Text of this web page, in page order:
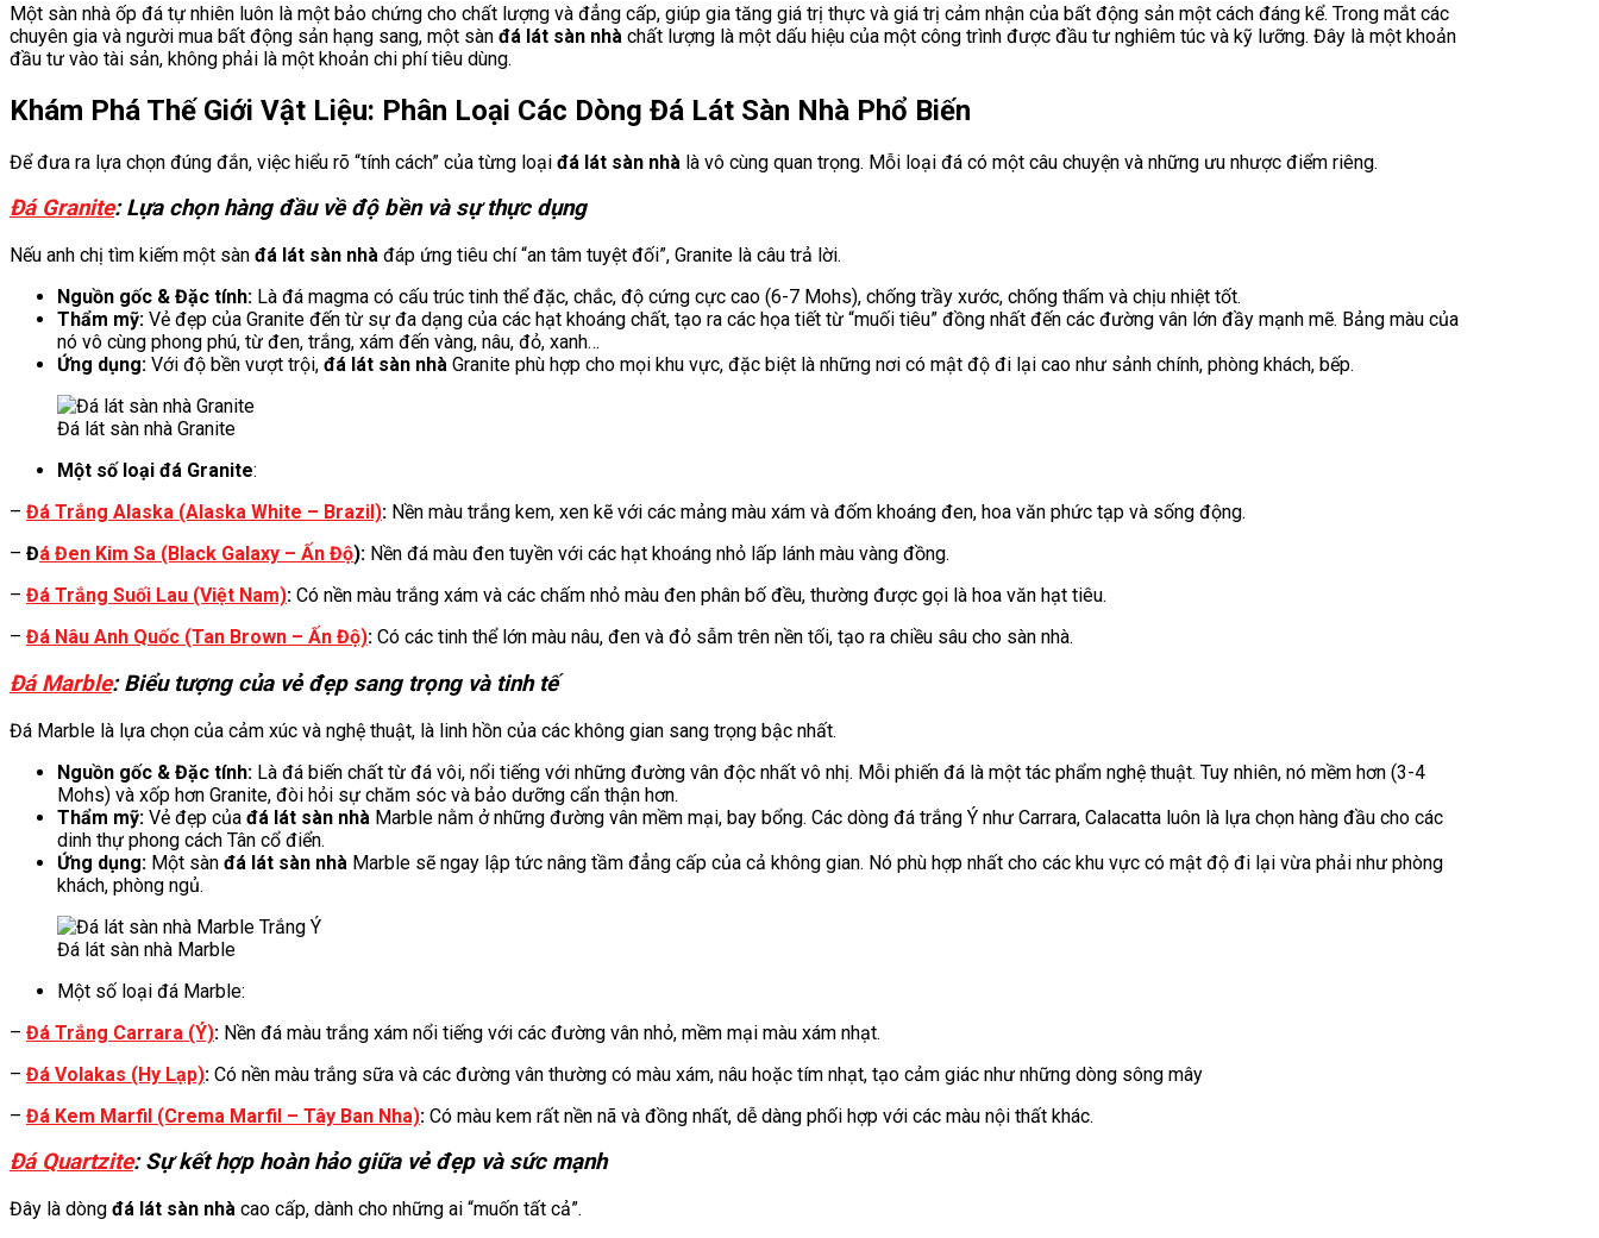
Một sàn nhà ốp đá tự nhiên luôn là một bảo chứng cho chất lượng và đẳng cấp, giúp gia tăng giá trị thực và giá trị cảm nhận của bất động sản một cách đáng kể. Trong mắt các
chuyên gia và người mua bất động sản hạng sang, một sàn đá lát sàn nhà chất lượng là một dấu hiệu của một công trình được đầu tư nghiêm túc và kỹ lưỡng. Đây là một khoản
đầu tư vào tài sản, không phải là một khoản chi phí tiêu dùng.
Khám Phá Thế Giới Vật Liệu: Phân Loại Các Dòng Đá Lát Sàn Nhà Phổ Biến
Để đưa ra lựa chọn đúng đắn, việc hiểu rõ “tính cách” của từng loại đá lát sàn nhà là vô cùng quan trọng. Mỗi loại đá có một câu chuyện và những ưu nhược điểm riêng.
Đá Granite: Lựa chọn hàng đầu về độ bền và sự thực dụng
Nếu anh chị tìm kiếm một sàn đá lát sàn nhà đáp ứng tiêu chí “an tâm tuyệt đối”, Granite là câu trả lời.
Nguồn gốc & Đặc tính: Là đá magma có cấu trúc tinh thể đặc, chắc, độ cứng cực cao (6-7 Mohs), chống trầy xước, chống thấm và chịu nhiệt tốt.
Thẩm mỹ: Vẻ đẹp của Granite đến từ sự đa dạng của các hạt khoáng chất, tạo ra các họa tiết từ “muối tiêu” đồng nhất đến các đường vân lớn đầy mạnh mẽ. Bảng màu của
nó vô cùng phong phú, từ đen, trắng, xám đến vàng, nâu, đỏ, xanh…
Ứng dụng: Với độ bền vượt trội, đá lát sàn nhà Granite phù hợp cho mọi khu vực, đặc biệt là những nơi có mật độ đi lại cao như sảnh chính, phòng khách, bếp.
Đá lát sàn nhà Granite
Một số loại đá Granite:
– Đá Trắng Alaska (Alaska White – Brazil): Nền màu trắng kem, xen kẽ với các mảng màu xám và đốm khoáng đen, hoa văn phức tạp và sống động.
– Đá Đen Kim Sa (Black Galaxy – Ấn Độ): Nền đá màu đen tuyền với các hạt khoáng nhỏ lấp lánh màu vàng đồng.
– Đá Trắng Suối Lau (Việt Nam): Có nền màu trắng xám và các chấm nhỏ màu đen phân bố đều, thường được gọi là hoa văn hạt tiêu.
– Đá Nâu Anh Quốc (Tan Brown – Ấn Độ): Có các tinh thể lớn màu nâu, đen và đỏ sẫm trên nền tối, tạo ra chiều sâu cho sàn nhà.
Đá Marble: Biểu tượng của vẻ đẹp sang trọng và tinh tế
Đá Marble là lựa chọn của cảm xúc và nghệ thuật, là linh hồn của các không gian sang trọng bậc nhất.
Nguồn gốc & Đặc tính: Là đá biến chất từ đá vôi, nổi tiếng với những đường vân độc nhất vô nhị. Mỗi phiến đá là một tác phẩm nghệ thuật. Tuy nhiên, nó mềm hơn (3-4
Mohs) và xốp hơn Granite, đòi hỏi sự chăm sóc và bảo dưỡng cẩn thận hơn.
Thẩm mỹ: Vẻ đẹp của đá lát sàn nhà Marble nằm ở những đường vân mềm mại, bay bổng. Các dòng đá trắng Ý như Carrara, Calacatta luôn là lựa chọn hàng đầu cho các
dinh thự phong cách Tân cổ điển.
Ứng dụng: Một sàn đá lát sàn nhà Marble sẽ ngay lập tức nâng tầm đẳng cấp của cả không gian. Nó phù hợp nhất cho các khu vực có mật độ đi lại vừa phải như phòng
khách, phòng ngủ.
Đá lát sàn nhà Marble
Một số loại đá Marble:
– Đá Trắng Carrara (Ý): Nền đá màu trắng xám nổi tiếng với các đường vân nhỏ, mềm mại màu xám nhạt.
– Đá Volakas (Hy Lạp): Có nền màu trắng sữa và các đường vân thường có màu xám, nâu hoặc tím nhạt, tạo cảm giác như những dòng sông mây
– Đá Kem Marfil (Crema Marfil – Tây Ban Nha): Có màu kem rất nền nã và đồng nhất, dễ dàng phối hợp với các màu nội thất khác.
Đá Quartzite: Sự kết hợp hoàn hảo giữa vẻ đẹp và sức mạnh
Đây là dòng đá lát sàn nhà cao cấp, dành cho những ai “muốn tất cả”.